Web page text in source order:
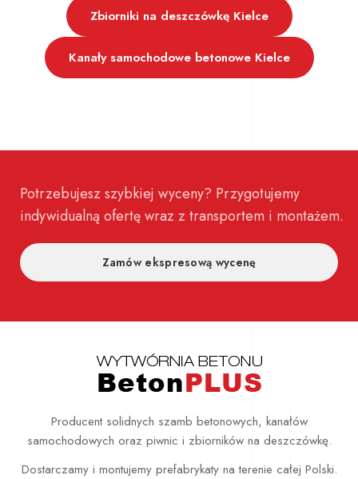
Zbiorniki na deszczówkę Kielce
Kanały samochodowe betonowe Kielce
Potrzebujesz szybkiej wyceny? Przygotujemy
indywidualną ofertę wraz z transportem i montażem.
Zamów ekspresową wycenę
Producent solidnych szamb betonowych, kanałów
samochodowych oraz piwnic i zbiorników na deszczówkę.
Dostarczamy i montujemy prefabrykaty na terenie całej Polski.